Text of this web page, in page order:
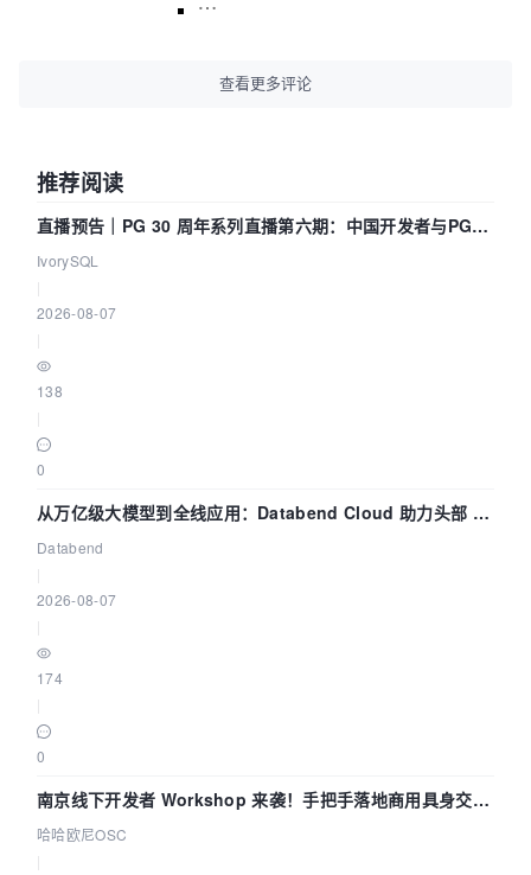
查看更多评论
推荐阅读
直播预告｜PG 30 周年系列直播第六期：中国开发者与PG内
核——我们改得动吗？我们贡献了什么？
IvorySQL
2026-08-07
138
0
从万亿级大模型到全线应用：Databend Cloud 助力头部 AI
企业构建全链路 Trace 数据管道
Databend
2026-08-07
174
0
南京线下开发者 Workshop 来袭！手把手落地商用具身交互
智能 Agent 应用
哈哈欧尼OSC